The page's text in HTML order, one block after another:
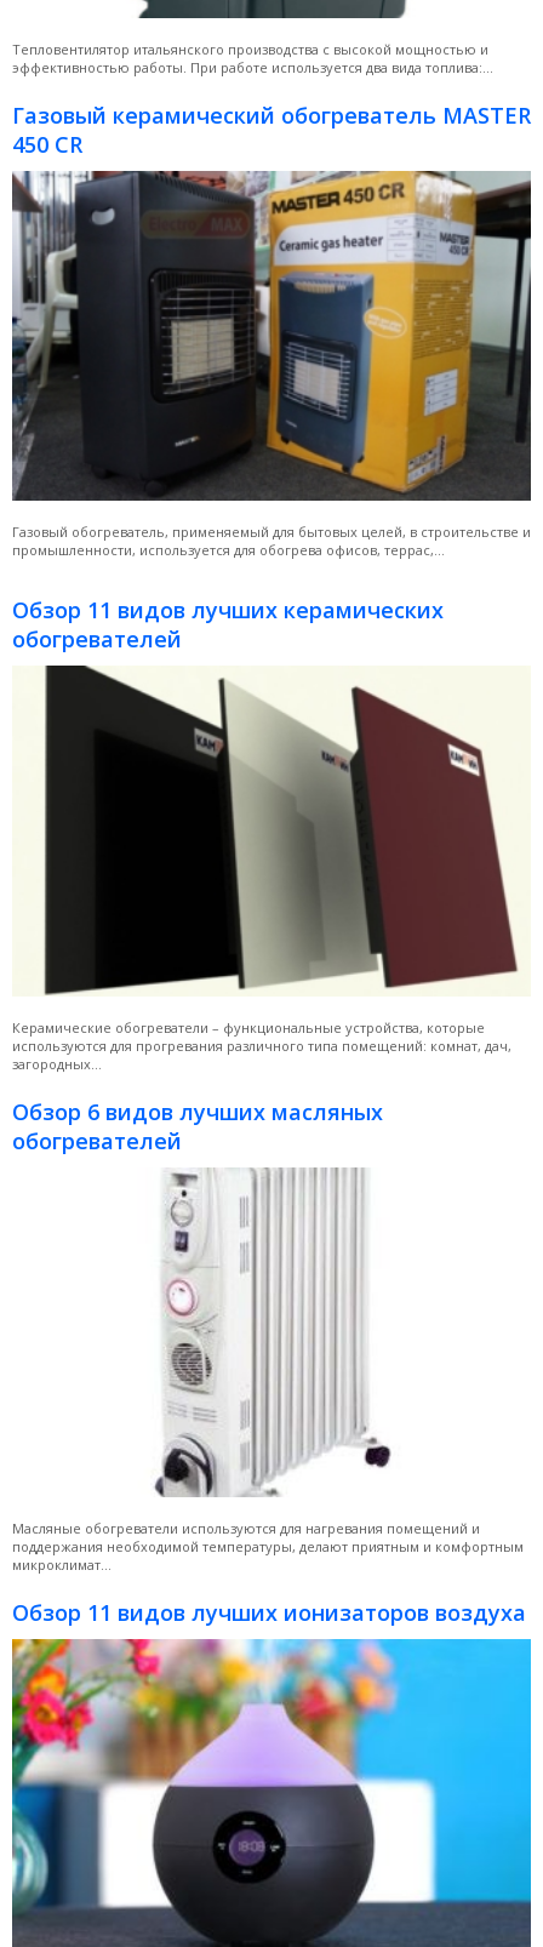
Тепловентилятор итальянского производства с высокой мощностью и
эффективностью работы. При работе используется два вида топлива:...
Газовый керамический обогреватель MASTER
450 CR
Газовый обогреватель, применяемый для бытовых целей, в строительстве и
промышленности, используется для обогрева офисов, террас,...
Обзор 11 видов лучших керамических
обогревателей
Керамические обогреватели – функциональные устройства, которые
используются для прогревания различного типа помещений: комнат, дач,
загородных...
Обзор 6 видов лучших масляных
обогревателей
Масляные обогреватели используются для нагревания помещений и
поддержания необходимой температуры, делают приятным и комфортным
микроклимат...
Обзор 11 видов лучших ионизаторов воздуха